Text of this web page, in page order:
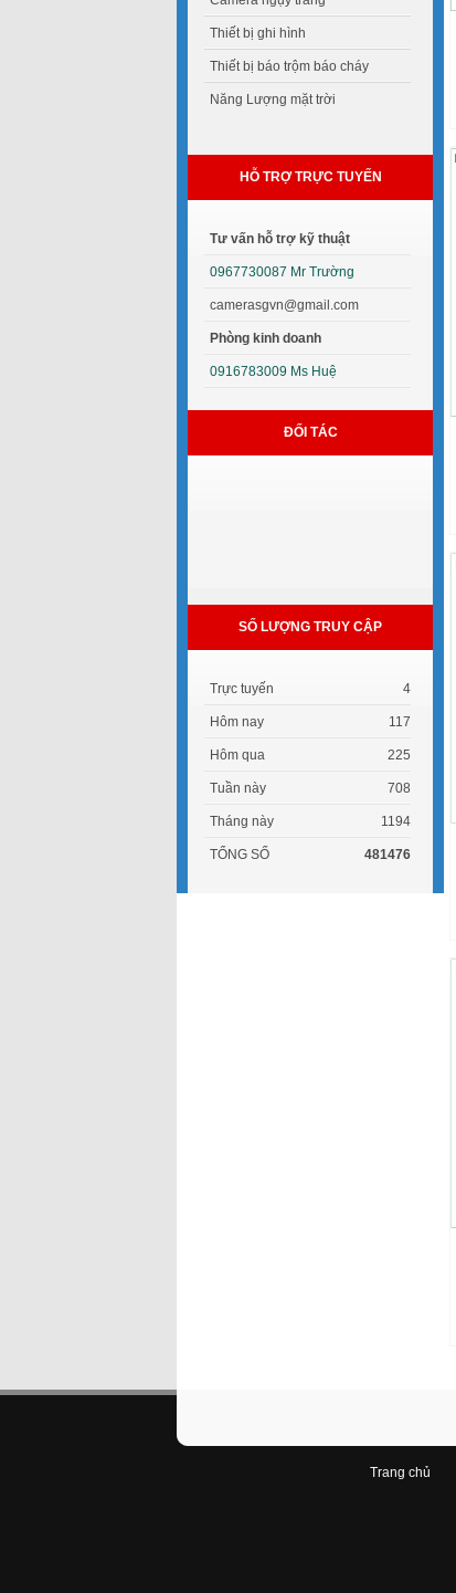
Thiết bị ghi hình
Thiết bị báo trộm báo cháy
Năng Lượng mặt trời
HỖ TRỢ TRỰC TUYẾN
Tư vấn hỗ trợ kỹ thuật
0967730087 Mr Trường
camerasgvn@gmail.com
Phòng kinh doanh
0916783009 Ms Huệ
ĐỐI TÁC
SỐ LƯỢNG TRUY CẬP
Trực tuyến 4
Hôm nay 117
Hôm qua 225
Tuần này 708
Tháng này 1194
TỔNG SỐ 481476
Trang chủ